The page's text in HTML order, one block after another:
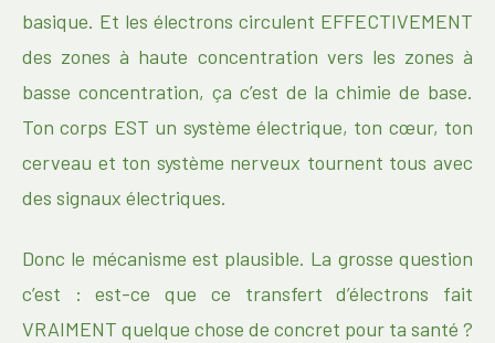
basique. Et les électrons circulent EFFECTIVEMENT
des zones à haute concentration vers les zones à
basse concentration, ça c’est de la chimie de base.
Ton corps EST un système électrique, ton cœur, ton
cerveau et ton système nerveux tournent tous avec
des signaux électriques.
Donc le mécanisme est plausible. La grosse question
c’est : est-ce que ce transfert d’électrons fait
VRAIMENT quelque chose de concret pour ta santé ?